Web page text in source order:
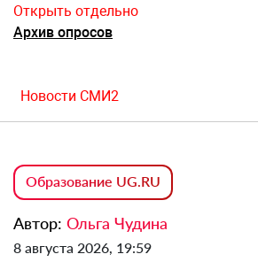
Открыть отдельно
Архив опросов
Новости СМИ2
Образование UG.RU
Автор: Ольга Чудина
8 августа 2026, 19:59